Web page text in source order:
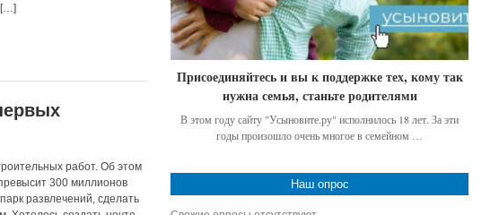
[…]
работ. Об этом
300 миллионов
развлечений, сделать
Присоединяйтесь и вы к поддержке тех, кому так
нужна семья, станьте родителями
В этом году сайту "Усыновите.ру" исполнилось 18 лет. За эти
годы произошло очень многое в семейном …
Наш опрос